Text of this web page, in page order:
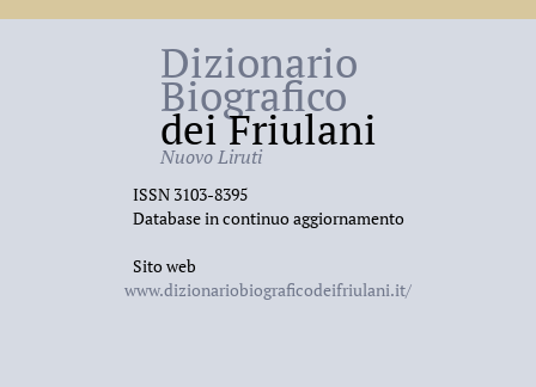
Dizionario
Biografico
dei Friulani
Nuovo Liruti
ISSN 3103-8395
Database in continuo aggiornamento
Sito web
www.dizionariobiograficodeifriulani.it/